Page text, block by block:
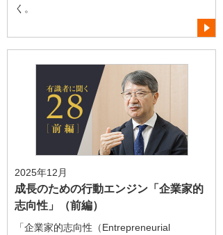
く。
2025年12月
成長のための行動エンジン「企業家的
志向性」（前編）
「企業家的志向性（Entrepreneurial